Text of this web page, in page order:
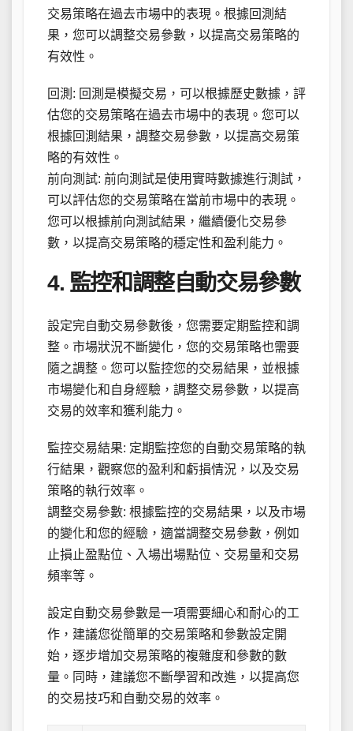
交易策略在過去市場中的表現。根據回測結
果，您可以調整交易參數，以提高交易策略的
有效性。
回測: 回測是模擬交易，可以根據歷史數據，評
估您的交易策略在過去市場中的表現。您可以
根據回測結果，調整交易參數，以提高交易策
略的有效性。
前向測試: 前向測試是使用實時數據進行測試，
可以評估您的交易策略在當前市場中的表現。
您可以根據前向測試結果，繼續優化交易參
數，以提高交易策略的穩定性和盈利能力。
4. 監控和調整自動交易參數
設定完自動交易參數後，您需要定期監控和調
整。市場狀況不斷變化，您的交易策略也需要
隨之調整。您可以監控您的交易結果，並根據
市場變化和自身經驗，調整交易參數，以提高
交易的效率和獲利能力。
監控交易結果: 定期監控您的自動交易策略的執
行結果，觀察您的盈利和虧損情況，以及交易
策略的執行效率。
調整交易參數: 根據監控的交易結果，以及市場
的變化和您的經驗，適當調整交易參數，例如
止損止盈點位、入場出場點位、交易量和交易
頻率等。
設定自動交易參數是一項需要細心和耐心的工
作，建議您從簡單的交易策略和參數設定開
始，逐步增加交易策略的複雜度和參數的數
量。同時，建議您不斷學習和改進，以提高您
的交易技巧和自動交易的效率。